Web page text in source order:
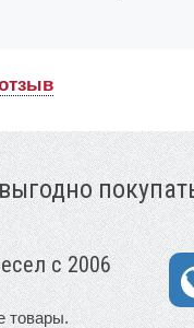
с 2006
товары.